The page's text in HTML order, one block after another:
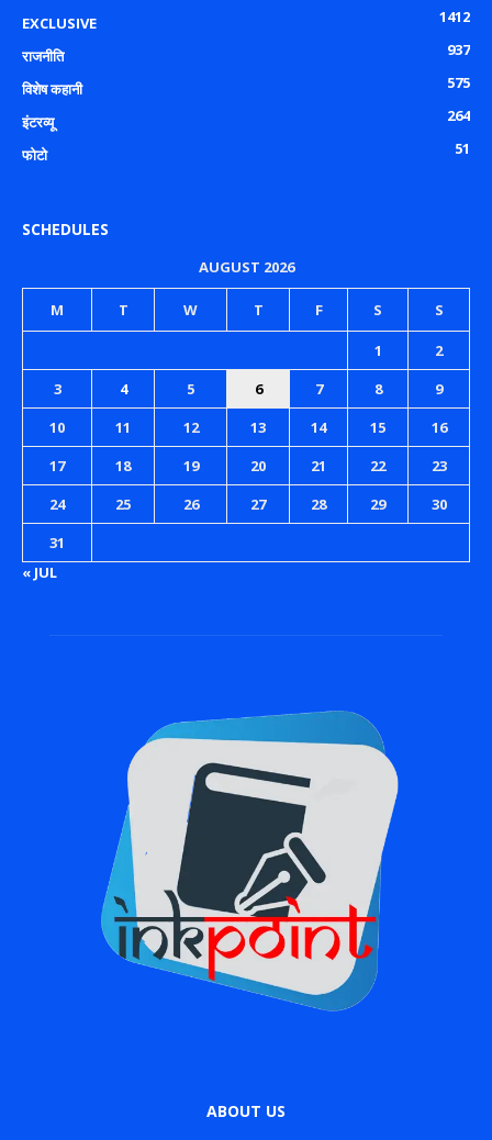
EXCLUSIVE
1412
राजनीति
937
विशेष कहानी
575
इंटरव्यू
264
फोटो
51
SCHEDULES
AUGUST 2026
M T W T F S S
1
2
3
4 5 6 7 8
9
10
11 12 13 14 15
16
17
18 19 20 21 22
23
24
25 26 27 28 29
30
31
« JUL
ABOUT US